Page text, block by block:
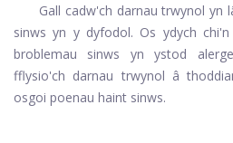
Gall cadw'ch darnau trwynol yn
sinws yn y dyfodol. Os ydych
broblemau sinws yn ystod
fflysio'ch darnau trwynol â
osgoi poenau haint sinws.